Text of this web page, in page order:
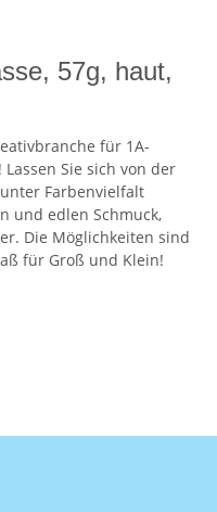
57g, haut,
für 1A-
Sie sich von der
Farbenvielfalt
und edlen Schmuck,
Die Möglichkeiten sind
für Groß und Klein!